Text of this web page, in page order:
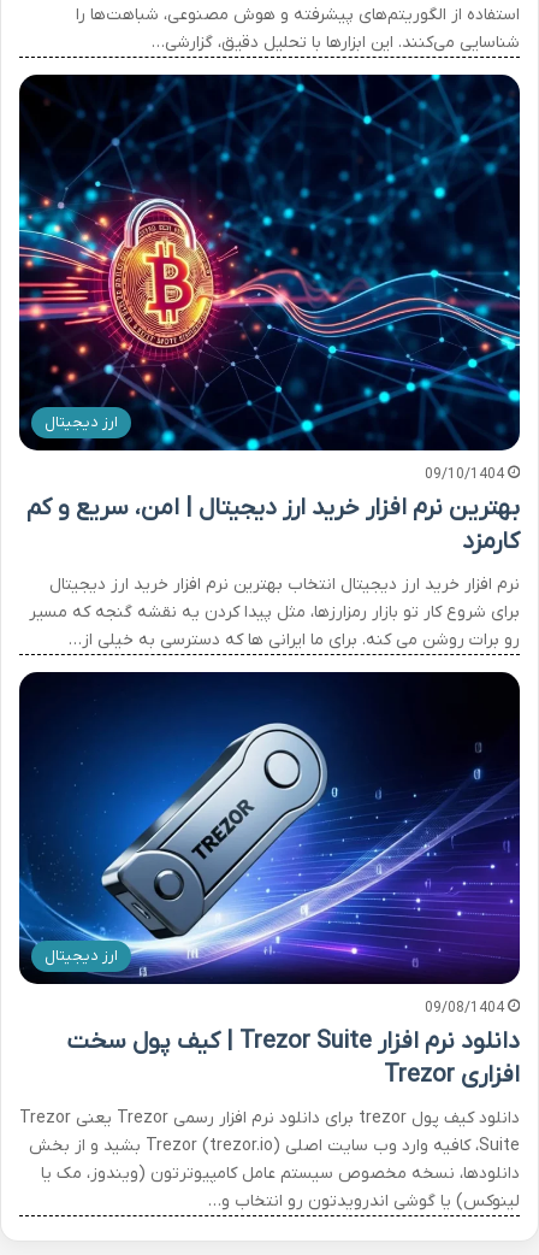
استفاده از الگوریتم‌های پیشرفته و هوش مصنوعی، شباهت‌ها را
شناسایی می‌کنند. این ابزارها با تحلیل دقیق، گزارشی…
ارز دیجیتال
09/10/1404
بهترین نرم افزار خرید ارز دیجیتال | امن، سریع و کم
کارمزد
نرم افزار خرید ارز دیجیتال انتخاب بهترین نرم افزار خرید ارز دیجیتال
برای شروع کار تو بازار رمزارزها، مثل پیدا کردن یه نقشه گنجه که مسیر
رو برات روشن می کنه. برای ما ایرانی ها که دسترسی به خیلی از…
ارز دیجیتال
09/08/1404
دانلود نرم افزار Trezor Suite | کیف پول سخت
افزاری Trezor
دانلود کیف پول trezor برای دانلود نرم افزار رسمی Trezor یعنی Trezor
Suite، کافیه وارد وب سایت اصلی Trezor (trezor.io) بشید و از بخش
دانلودها، نسخه مخصوص سیستم عامل کامپیوترتون (ویندوز، مک یا
لینوکس) یا گوشی اندرویدتون رو انتخاب و…